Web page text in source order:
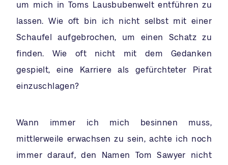
um mich in Toms Lausbubenwelt entführen zu
lassen. Wie oft bin ich nicht selbst mit einer
Schaufel aufgebrochen, um einen Schatz zu
finden. Wie oft nicht mit dem Gedanken
gespielt, eine Karriere als gefürchteter Pirat
einzuschlagen?
Wann immer ich mich besinnen muss,
mittlerweile erwachsen zu sein, achte ich noch
immer darauf, den Namen Tom Sawyer nicht